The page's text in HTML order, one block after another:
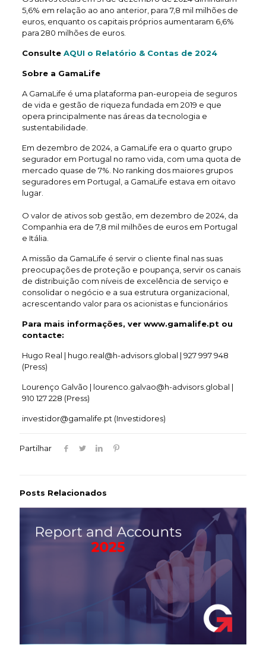
5,6% em relação ao ano anterior, para 7,8 mil milhões de
euros, enquanto os capitais próprios aumentaram 6,6%
para 280 milhões de euros.
Consulte AQUI o Relatório & Contas de 2024
Sobre a GamaLife
A GamaLife é uma plataforma pan-europeia de seguros
de vida e gestão de riqueza fundada em 2019 e que
opera principalmente nas áreas da tecnologia e
sustentabilidade.
Em dezembro de 2024, a GamaLife era o quarto grupo
segurador em Portugal no ramo vida, com uma quota de
mercado quase de 7%. No ranking dos maiores grupos
seguradores em Portugal, a GamaLife estava em oitavo
lugar.
O valor de ativos sob gestão, em dezembro de 2024, da
Companhia era de 7,8 mil milhões de euros em Portugal
e Itália.
A missão da GamaLife é servir o cliente final nas suas
preocupações de proteção e poupança, servir os canais
de distribuição com níveis de excelência de serviço e
consolidar o negócio e a sua estrutura organizacional,
acrescentando valor para os acionistas e funcionários
Para mais informações, ver www.gamalife.pt ou
contacte:
Hugo Real | hugo.real@h-advisors.global | 927 997 948
(Press)
Lourenço Galvão | lourenco.galvao@h-advisors.global |
910 127 228 (Press)
investidor@gamalife.pt (Investidores)
Partilhar
Posts Relacionados